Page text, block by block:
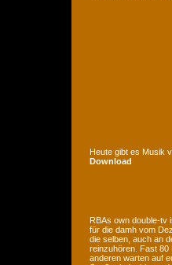
Heute gibt es Musik
Download
RBAs own double-tv
für die damh vom
die selben, auch an
reinzuhören. Fast 80
anderen warten auf